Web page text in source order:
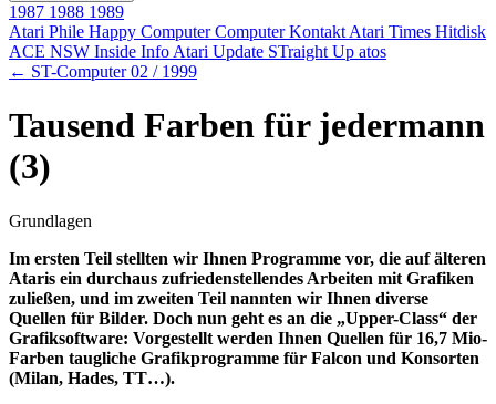
1987 1988 1989
Atari Phile Happy ComputerComputer Kontakt Atari Times Hitdisk
ACE NSW Inside Info Atari Update STraight Up atos
← ST-Computer 02 / 1999
Tausend Farben für jedermann
(3)
Grundlagen
Im ersten Teil stellten wir Ihnen Programme vor, die auf älteren
Ataris ein durchaus zufriedenstellendes Arbeiten mit Grafiken
zuließen, und im zweiten Teil nannten wir Ihnen diverse
Quellen für Bilder. Doch nun geht es an die „Upper-Class“ der
Grafiksoftware: Vorgestellt werden Ihnen Quellen für 16,7 Mio-
Farben taugliche Grafikprogramme für Falcon und Konsorten
(Milan, Hades, TT…).